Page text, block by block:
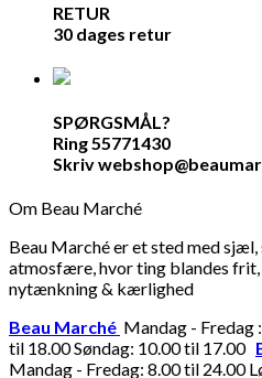
RETUR
30 dages retur
SPØRGSMÅL?
Ring 55771430
Skriv
Om Beau Marché
Beau Marché er et sted med
atmosfære, hvor ting blandes
nytænkning & kærlighed
Beau Marché Mandag - Fredag
til 18.00 Søndag: 10.00 til 17.00
Mandag - Fredag: 8.00 til 24.00